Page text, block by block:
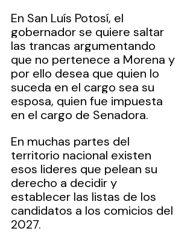
En San Luís Potosí, el
gobernador se quiere saltar
las trancas argumentando
que no pertenece a Morena y
por ello desea que quien lo
suceda en el cargo sea su
esposa, quien fue impuesta
en el cargo de Senadora.
En muchas partes del
territorio nacional existen
esos lideres que pelean su
derecho a decidir y
establecer las listas de los
candidatos a los comicios del
2027.